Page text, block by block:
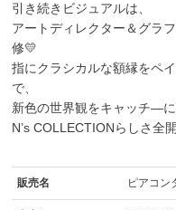
引き続きビジュアルは、
アートディレクター＆グラ
修💛
指にクラシカルな額縁をペ
で、
新色の世界観をキャッチ―
N’s COLLECTIONらしさ全
販売名 ピアコン